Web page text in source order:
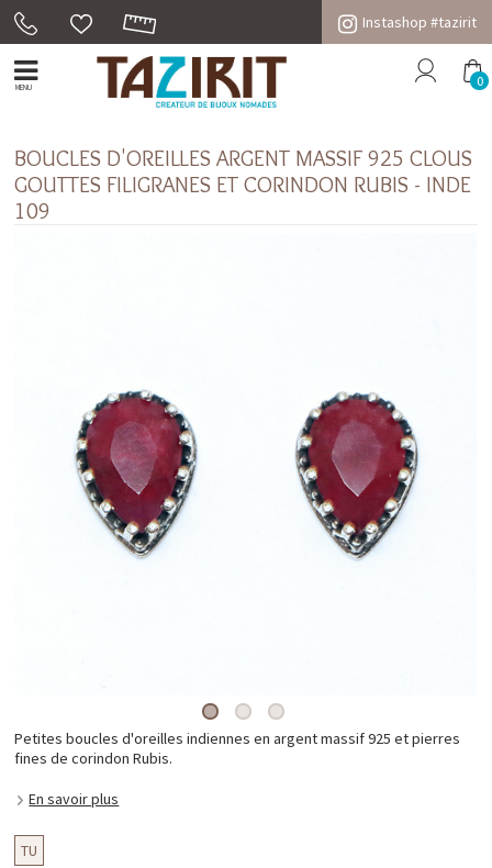
Instashop #tazirit
MENU 0
BOUCLES D'OREILLES ARGENT MASSIF 925 CLOUS
GOUTTES FILIGRANES ET CORINDON RUBIS - INDE
109
Petites boucles d'oreilles indiennes en argent massif 925 et pierres
fines de corindon Rubis.
En savoir plus
TU